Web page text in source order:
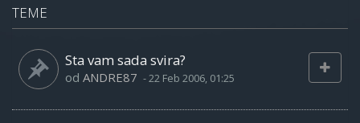
TEME
Sta vam sada svira?
od ANDRE87 -22 Feb 2006, 01:25